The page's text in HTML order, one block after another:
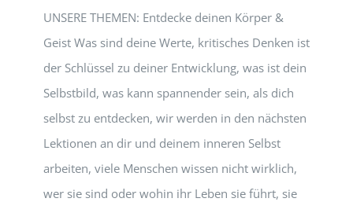
UNSERE THEMEN: Entdecke deinen Körper &
Geist Was sind deine Werte, kritisches Denken ist
der Schlüssel zu deiner Entwicklung, was ist dein
Selbstbild, was kann spannender sein, als dich
selbst zu entdecken, wir werden in den nächsten
Lektionen an dir und deinem inneren Selbst
arbeiten, viele Menschen wissen nicht wirklich,
wer sie sind oder wohin ihr Leben sie führt, sie